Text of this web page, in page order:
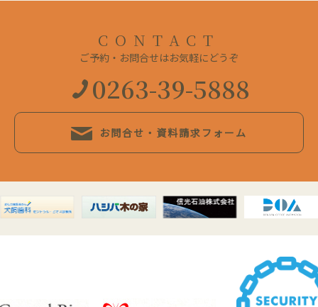
CONTACT
ご予約・お問合せはお気軽にどうぞ
0263-39-5888
お問合せ・資料請求フォーム